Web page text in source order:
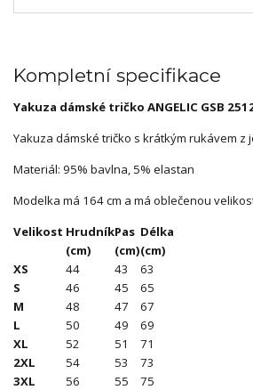
Kompletní specifikace
Yakuza dámské tričko ANGELIC GSB
Yakuza dámské tričko s krátkým rukávem z
Materiál: 95% bavlna, 5% elastan
Modelka má 164 cm a má oblečenou
Velikost Hrudník
(cm)
Pas
(cm)
Délka
(cm)
XS
44 43
63
S
46 45
65
M
48 47
67
L
50 49
69
XL
52 51
71
2XL
54 53
73
3XL
56 55 75